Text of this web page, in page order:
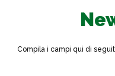
Compila i campi qui di